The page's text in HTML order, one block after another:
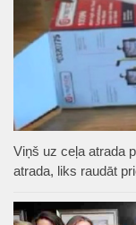
Viņš uz ceļa atrada
atrada, liks raudāt